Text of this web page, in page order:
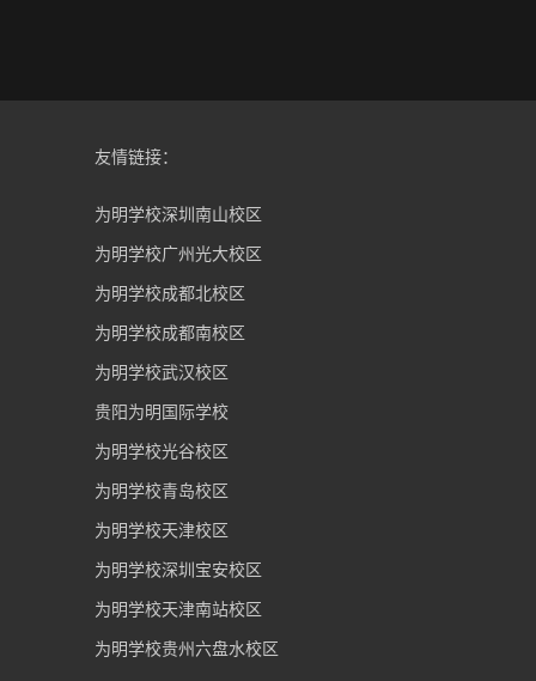
友情链接：
为明学校深圳南山校区
为明学校广州光大校区
为明学校成都北校区
为明学校成都南校区
为明学校武汉校区
贵阳为明国际学校
为明学校光谷校区
为明学校青岛校区
为明学校天津校区
为明学校深圳宝安校区
为明学校天津南站校区
为明学校贵州六盘水校区